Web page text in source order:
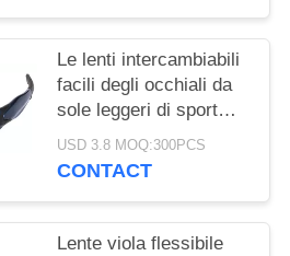
Le lenti intercambiabili
facili degli occhiali da
sole leggeri di sport
hanno personalizzato il
logo
USD 3.8 MOQ:300PCS
CONTACT
Lente viola flessibile